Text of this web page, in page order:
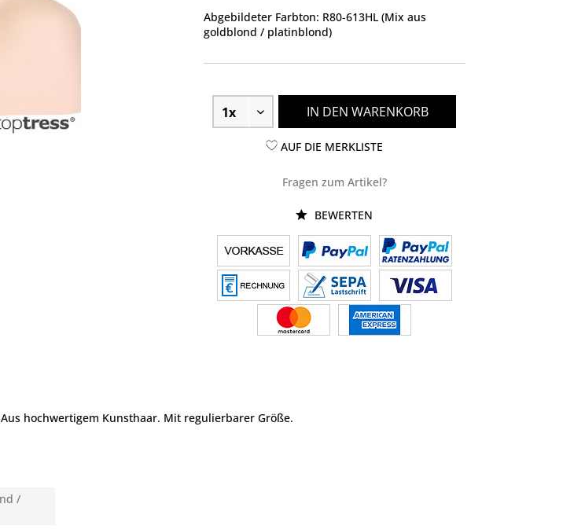
Abgebildeter Farbton: R80-613HL (Mix aus
goldblond / platinblond)
IN DEN WARENKORB
AUF DIE MERKLISTE
Fragen zum Artikel?
BEWERTEN
hochwertigem Kunsthaar. Mit regulierbarer Größe.
/